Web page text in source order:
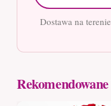
Dostawa na